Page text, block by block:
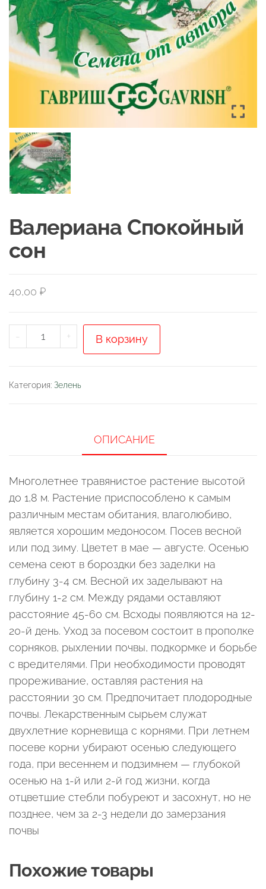
Валериана Спокойный
сон
40,00 ₽
-
Количество
товара
Спокойный
+ В корзину
Категория: Зелень
ОПИСАНИЕ
Многолетнее травянистое растение высотой
до 1,8 м. Растение приспособлено к самым
различным местам обитания, влаголюбиво,
является хорошим медоносом. Посев весной
или под зиму. Цветет в мае — августе. Осенью
семена сеют в бороздки без заделки на
глубину 3-4 см. Весной их заделывают на
глубину 1-2 см. Между рядами оставляют
расстояние 45-60 см. Всходы появляются на 12-
20-й день. Уход за посевом состоит в прополке
сорняков, рыхлении почвы, подкормке и борьбе
с вредителями. При необходимости проводят
прореживание, оставляя растения на
расстоянии 30 см. Предпочитает плодородные
почвы. Лекарственным сырьем служат
двухлетние корневища с корнями. При летнем
посеве корни убирают осенью следующего
года, при весеннем и подзимнем — глубокой
осенью на 1-й или 2-й год жизни, когда
отцветшие стебли побуреют и засохнут, но не
позднее, чем за 2-3 недели до замерзания
почвы
Похожие товары